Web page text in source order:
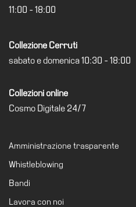
EN
Biglietti
Chi
siamo
tuo
evento
11:00 - 18:00
Collezione Cerruti
sabato e domenica 10:30 - 18:00
Collezioni online
Cosmo Digitale 24/7
Amministrazione trasparente
Whistleblowing
Bandi
Lavora con noi